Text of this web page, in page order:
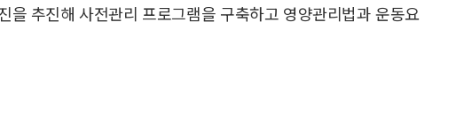
추진해 사전관리 프로그램을 구축하고 영양관리법과 운동요